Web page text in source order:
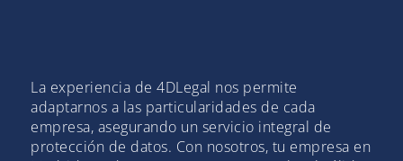
La experiencia de 4DLegal nos permite
adaptarnos a las particularidades de cada
empresa, asegurando un servicio integral de
protección de datos. Con nosotros, tu empresa en